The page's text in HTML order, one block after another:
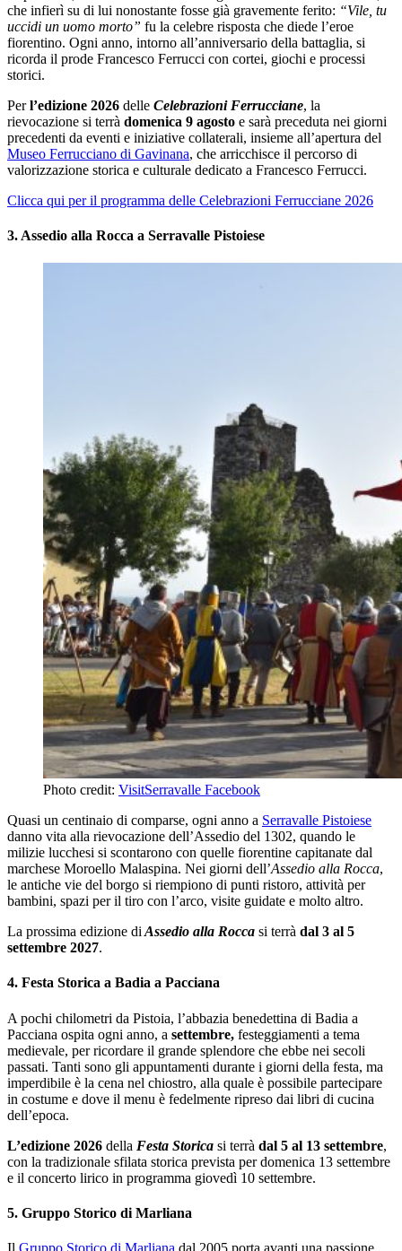
che infierì su di lui nonostante fosse già gravemente ferito: “Vile, tu
uccidi un uomo morto” fu la celebre risposta che diede l’eroe
fiorentino. Ogni anno, intorno all’anniversario della battaglia, si
ricorda il prode Francesco Ferrucci con cortei, giochi e processi
storici.
Perl’edizione 2026 delle Celebrazioni Ferrucciane, la
rievocazione si terrà domenica 9 agosto e sarà preceduta nei giorni
precedenti da eventi e iniziative collaterali, insieme all’apertura del
Museo Ferrucciano di Gavinana, che arricchisce il percorso di
valorizzazione storica e culturale dedicato a Francesco Ferrucci.
Clicca qui per il programma delle Celebrazioni Ferrucciane 2026
3. Assedio alla Rocca a Serravalle Pistoiese
Photo credit: VisitSerravalle Facebook
Quasi un centinaio di comparse, ogni anno a Serravalle Pistoiese
danno vita alla rievocazione dell’Assedio del 1302, quando le
milizie lucchesi si scontarono con quelle fiorentine capitanate dal
marchese Moroello Malaspina. Nei giorni dell’Assedio alla Rocca,
le antiche vie del borgo si riempiono di punti ristoro, attività per
bambini, spazi per il tiro con l’arco, visite guidate e molto altro.
La prossima edizione di Assedio alla Rocca si terrà dal 3 al 5
settembre 2027.
4. Festa Storica a Badia a Pacciana
A pochi chilometri da Pistoia, l’abbazia benedettina di Badia a
Pacciana ospita ogni anno, a settembre, festeggiamenti a tema
medievale, per ricordare il grande splendore che ebbe nei secoli
passati. Tanti sono gli appuntamenti durante i giorni della festa, ma
imperdibile è la cena nel chiostro, alla quale è possibile partecipare
in costume e dove il menu è fedelmente ripreso dai libri di cucina
dell’epoca.
L’edizione 2026 della Festa Storica si terrà dal 5 al 13 settembre,
con la tradizionale sfilata storica prevista per domenica 13 settembre
e il concerto lirico in programma giovedì 10 settembre.
5. Gruppo Storico di Marliana